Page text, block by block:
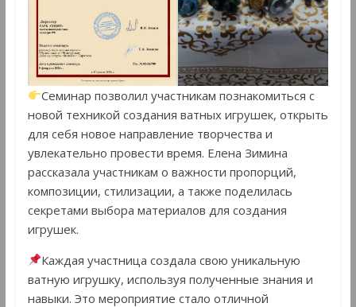
Семинар позволил участникам познакомиться с
новой техникой создания ватных игрушек, открыть
для себя новое направление творчества и
увлекательно провести время. Елена Зимина
рассказала участникам о важности пропорций,
композиции, стилизации, а также поделилась
секретами выбора материалов для создания
игрушек.
Каждая участница создала свою уникальную
ватную игрушку, используя полученные знания и
навыки. Это мероприятие стало отличной